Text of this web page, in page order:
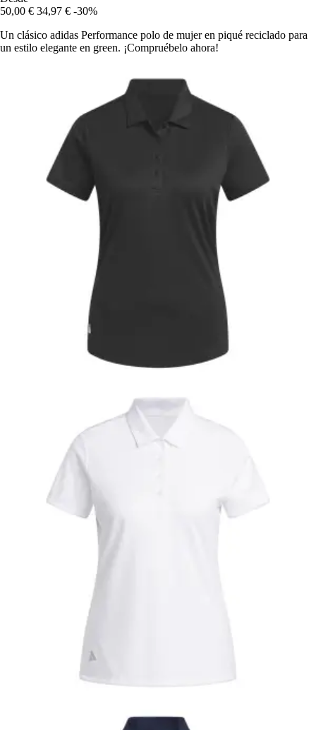
50,00 € 34,97 € -30%
Un clásico adidas Performance polo de mujer en piqué reciclado para
un estilo elegante en green. ¡Compruébelo ahora!